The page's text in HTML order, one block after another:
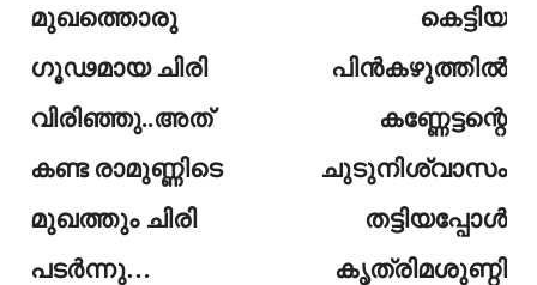
മുഖത്തൊരു
ഗൂഢമായ ചിരി
വിരിഞ്ഞു..അത്
കണ്ട രാമുണ്ണിടെ
മുഖത്തും ചിരി
പടർന്നു…
കെട്ടിയ
പിൻകഴുത്തിൽ
കണ്ണേട്ടന്റെ
ചുടുനിശ്വാസം
തട്ടിയപ്പോൾ
കൃത്രിമശുണ്ഠി